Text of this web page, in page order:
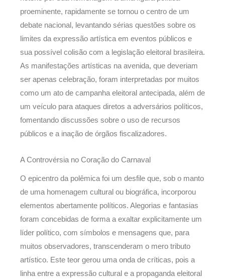
proeminente, rapidamente se tornou o centro de um
debate nacional, levantando sérias questões sobre os
limites da expressão artística em eventos públicos e
sua possível colisão com a legislação eleitoral brasileira.
As manifestações artísticas na avenida, que deveriam
ser apenas celebração, foram interpretadas por muitos
como um ato de campanha eleitoral antecipada, além de
um veículo para ataques diretos a adversários políticos,
fomentando discussões sobre o uso de recursos
públicos e a inação de órgãos fiscalizadores.
A Controvérsia no Coração do Carnaval
O epicentro da polêmica foi um desfile que, sob o manto
de uma homenagem cultural ou biográfica, incorporou
elementos abertamente políticos. Alegorias e fantasias
foram concebidas de forma a exaltar explicitamente um
líder político, com símbolos e mensagens que, para
muitos observadores, transcenderam o mero tributo
artístico. Este teor gerou uma onda de críticas, pois a
linha entre a expressão cultural e a propaganda eleitoral